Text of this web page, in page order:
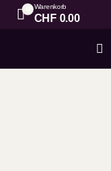
Warenkorb
CHF0.00